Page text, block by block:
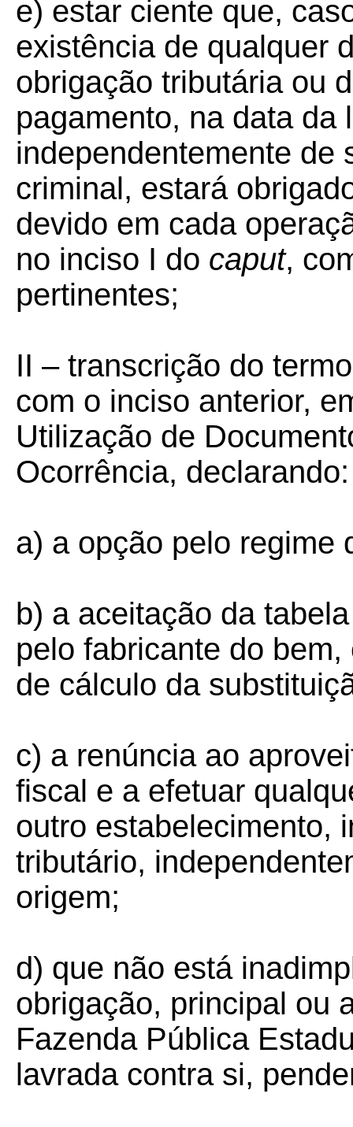
e) estar ciente que,
existência de qualquer
obrigação tributária ou
pagamento, na data da
independentemente de
criminal, estará
devido em cada
no inciso I do caput,
pertinentes;
II – transcrição do
com o inciso anterior,
Utilização de
Ocorrência, declarando:
a) a opção pelo regime
b) a aceitação da
pelo fabricante do
de cálculo da
c) a renúncia ao
fiscal e a efetuar
outro estabelecimento,
tributário,
origem;
d) que não está
obrigação, principal ou
Fazenda Pública
lavrada contra si,